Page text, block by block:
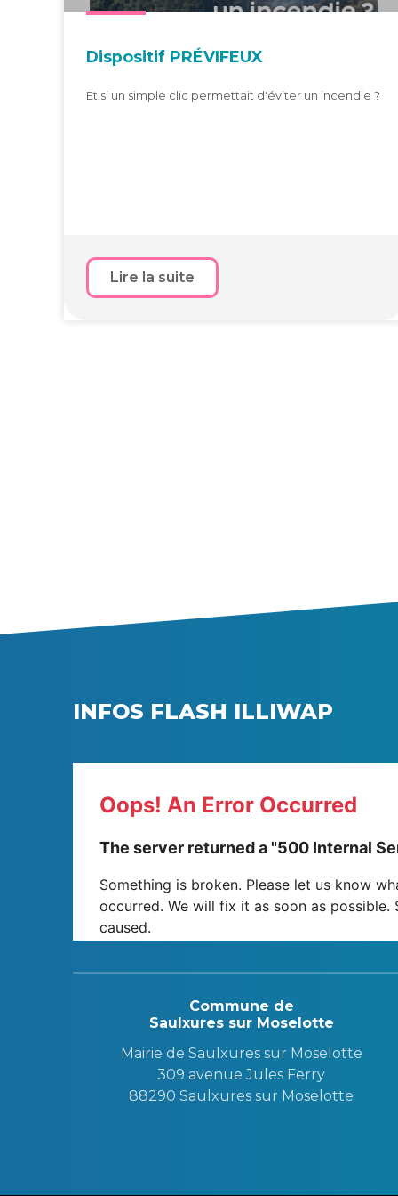
Dis­po­si­tif PRÉVIFEUX
Et si un simple clic permettait d'éviter un incendie ?
Lire la suite
INFOS FLASH ILLIWAP
Commune de
Saulxures sur Moselotte
Mairie de Saulxures sur Moselotte
309 avenue Jules Ferry
88290 Saulxures sur Moselotte